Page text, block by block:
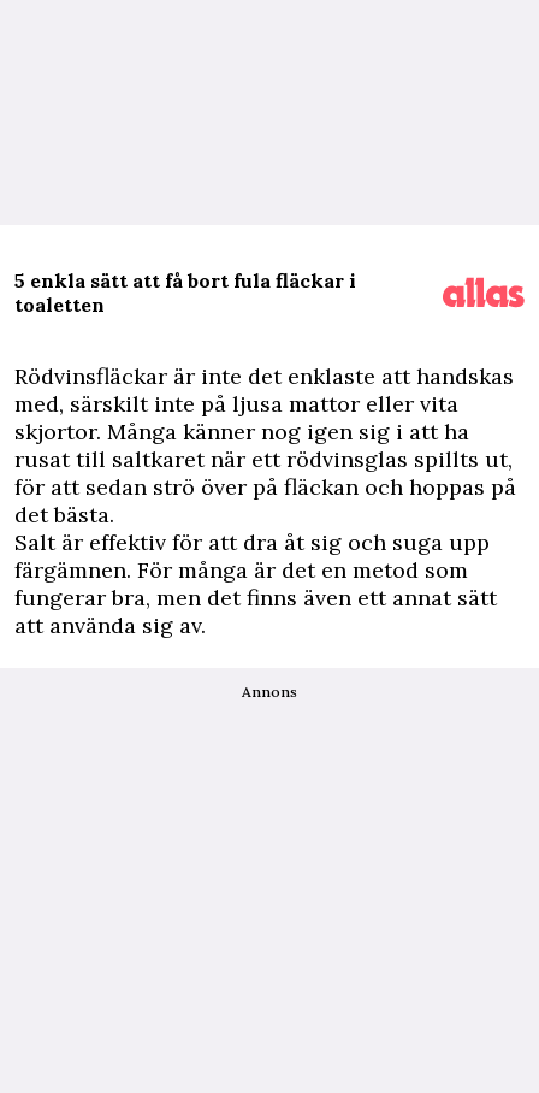
5 enkla sätt att få bort fula fläckar i
toaletten
Rödvinsfläckar är inte det enklaste att handskas
med, särskilt inte på ljusa mattor eller vita
skjortor. Många känner nog igen sig i att ha
rusat till saltkaret när ett rödvinsglas spillts ut,
för att sedan strö över på fläckan och hoppas på
det bästa.
Salt är effektiv för att dra åt sig och suga upp
färgämnen. För många är det en metod som
fungerar bra, men det finns även ett annat sätt
att använda sig av.
Annons